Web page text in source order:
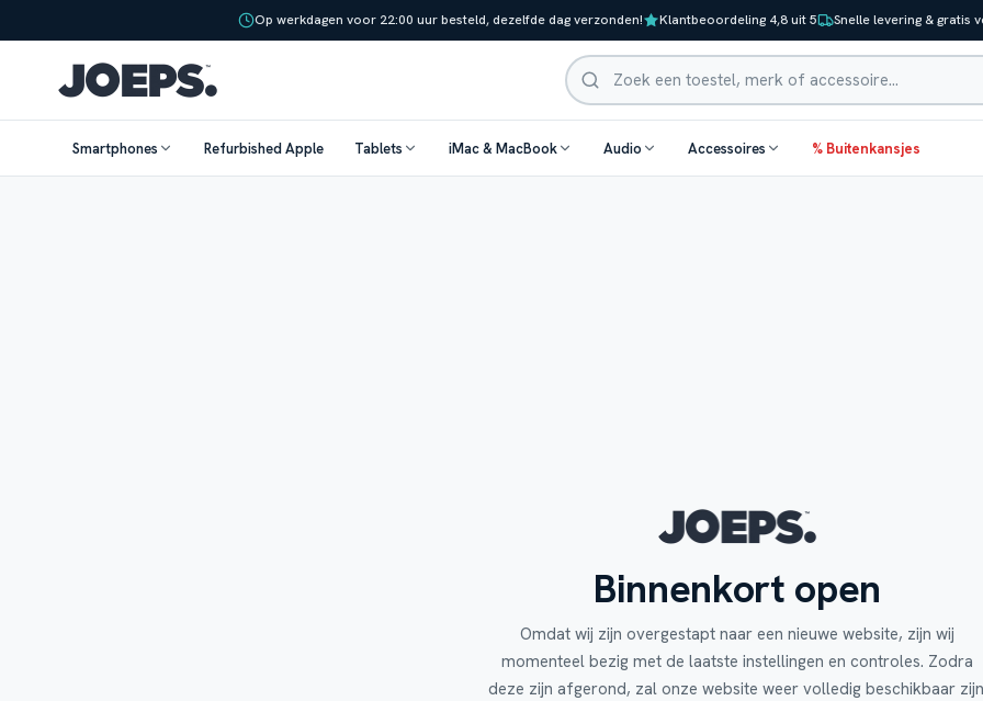
Op werkdagen voor 22:00 uur besteld, dezelfde dag verzonden! Klantbeoordeling 4,8 uit 5 Snelle levering & gratis
Zoeken
Smartphones Refurbished Apple Tablets iMac & MacBook Audio Accessoires % Buitenkansjes
Binnenkort open
Omdat wij zijn overgestapt naar een nieuwe website, zijn wij
momenteel bezig met de laatste instellingen en controles. Zodra
deze zijn afgerond, zal onze website weer volledig beschikbaar